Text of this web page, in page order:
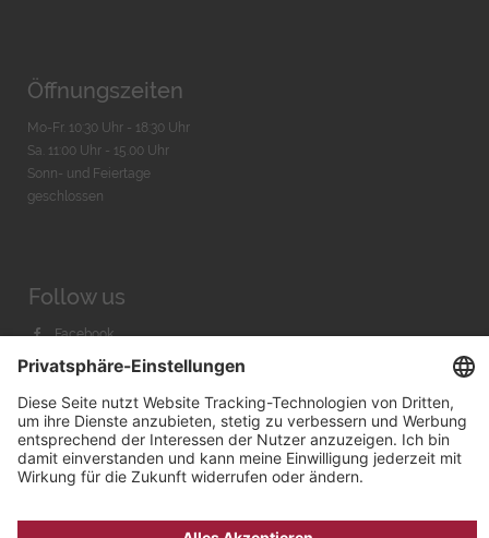
Öffnungszeiten
Mo-Fr. 10:30 Uhr - 18:30 Uhr
Sa. 11:00 Uhr - 15.00 Uhr
Sonn- und Feiertage
geschlossen
Follow us
Facebook
Instagram
Youtube